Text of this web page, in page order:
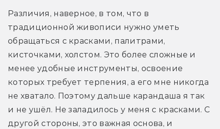
Различия, наверное, в том, что в
традиционной живописи нужно уметь
обращаться с красками, палитрами,
кисточками, холстом. Это более сложные и
менее удобные инструменты, освоение
которых требует терпения, а его мне никогда
не хватало. Поэтому дальше карандаша я так
и не ушёл. Не заладилось у меня с красками. С
другой стороны, это важная основа, и